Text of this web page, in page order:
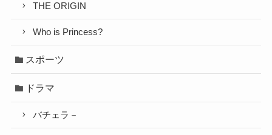
THE ORIGIN
Who is Princess?
スポーツ
ドラマ
バチェラ－